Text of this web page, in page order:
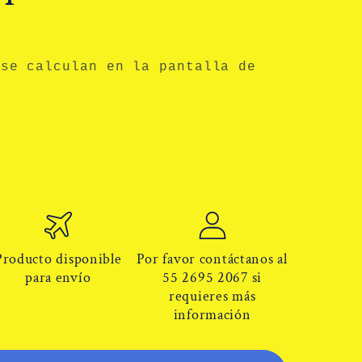
calculan en la pantalla de
disponible
para envío
Por favor contáctanos al
55 2695 2067 si
requieres más
información